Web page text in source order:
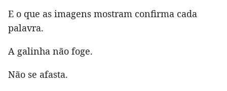
E o que as imagens mostram confirma cada
palavra.
A galinha não foge.
Não se afasta.